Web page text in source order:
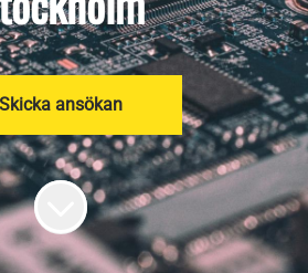
Skicka ansökan